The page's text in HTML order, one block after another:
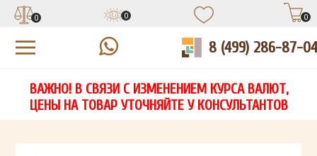
НА
СВЯЖЕТСЯ С ВАМИ В ТЕЧЕНИЕ 15 МИНУТ
ЗАПОЛНИТЕ ФОРМУ И НАШ МЕНЕДЖЕР
СВЯЖЕТСЯ С ВАМИ В ТЕЧЕНИЕ 15 МИНУТ
ЗАПОЛНИТЕ ФОРМУ И НАШ МЕНЕДЖЕР
СВЯЖЕТСЯ С ВАМИ В ТЕЧЕНИЕ 15 МИНУТ
0 0 0
8 (499) 286-87-04
ВАЖНО! В СВЯЗИ С ИЗМЕНЕНИЕМ КУРСА ВАЛЮТ,
ЦЕНЫ НА ТОВАР УТОЧНЯЙТЕ У КОНСУЛЬТАНТОВ